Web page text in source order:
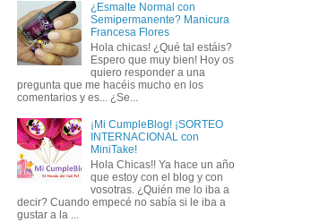
¿Esmalte Normal con
Semipermanente? Manicura
Francesa Flores
Hola chicas! ¿Qué tal estáis?
Espero que muy bien! Hoy os
quiero responder a una
pregunta que me hacéis mucho en los
comentarios y es... ¿Se...
¡Mi CumpleBlog! ¡SORTEO
INTERNACIONAL con
MiniTake!
Hola Chicas!! Ya hace un año
que estoy con el blog y con
vosotras. ¿Quién me lo iba a
decir? Cuando empecé no sabía si le iba a
gustar a la ...